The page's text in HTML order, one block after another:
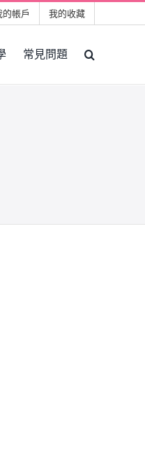
的帳戶 我的收藏
常見問題